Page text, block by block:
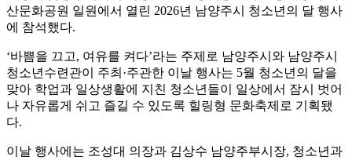
산문화공원 일원에서 열린 2026년 남양주시 청소년의 달 행사
에 참석했다.
‘바쁨을 끄고, 여유를 켜다’라는 주제로 남양주시와 남양주시
청소년수련관이 주최·주관한 이날 행사는 5월 청소년의 달을
맞아 학업과 일상생활에 지친 청소년들이 일상에서 잠시 벗어
나 자유롭게 쉬고 즐길 수 있도록 힐링형 문화축제로 기획됐
다.
이날 행사에는 조성대 의장과 김상수 남양주부시장, 청소년과